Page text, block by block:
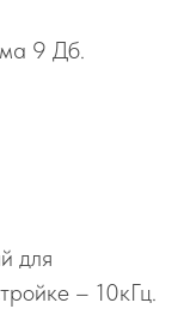
9 Дб.
для
– 10кГц.